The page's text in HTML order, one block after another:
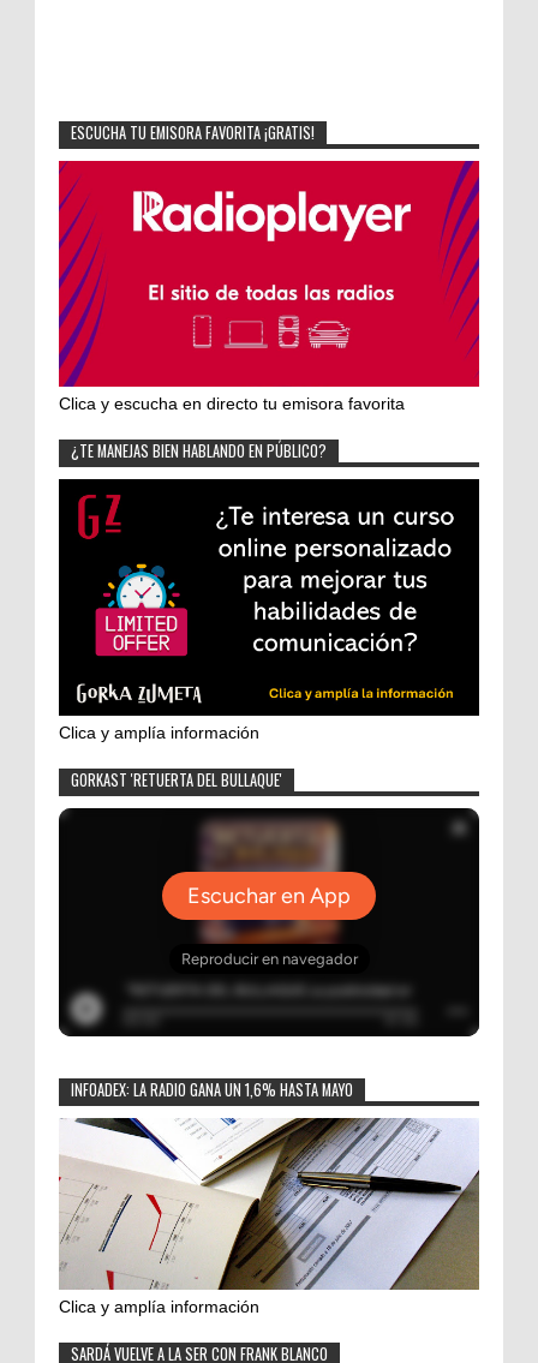
ESCUCHA TU EMISORA FAVORITA ¡GRATIS!
Clica y escucha en directo tu emisora favorita
¿TE MANEJAS BIEN HABLANDO EN PÚBLICO?
Clica y amplía información
GORKAST 'RETUERTA DEL BULLAQUE'
INFOADEX: LA RADIO GANA UN 1,6% HASTA MAYO
Clica y amplía información
SARDÁ VUELVE A LA SER CON FRANK BLANCO